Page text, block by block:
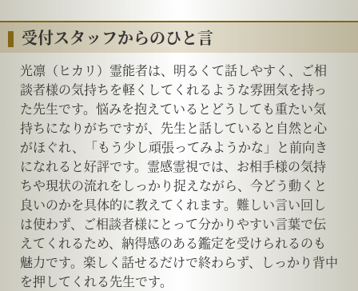
受付スタッフからのひと言
光凛（ヒカリ）霊能者は、明るくて話しやすく、ご相
談者様の気持ちを軽くしてくれるような雰囲気を持っ
た先生です。悩みを抱えているとどうしても重たい気
持ちになりがちですが、先生と話していると自然と心
がほぐれ、「もう少し頑張ってみようかな」と前向き
になれると好評です。霊感霊視では、お相手様の気持
ちや現状の流れをしっかり捉えながら、今どう動くと
良いのかを具体的に教えてくれます。難しい言い回し
は使わず、ご相談者様にとって分かりやすい言葉で伝
えてくれるため、納得感のある鑑定を受けられるのも
魅力です。楽しく話せるだけで終わらず、しっかり背中
を押してくれる先生です。